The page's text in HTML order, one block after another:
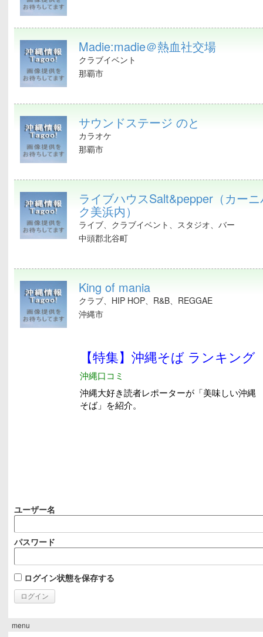
Madie:madie＠熱血社交場
クラブイベント
那覇市
サウンドステージ のと
カラオケ
那覇市
ライブハウスSalt&pepper（カー
ク美浜内）
ライブ、クラブイベント、スタジオ、バー
中頭郡北谷町
King of mania
クラブ、HIP HOP、R&B、REGGAE
沖縄市
ユーザー名
パスワード
ログイン状態を保存する
menu